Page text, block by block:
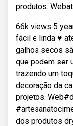
produtos.
66k views 5
fácil e linda ♥
galhos secos
que podem ser
trazendo um
decoração da
projetos.
dos produtos